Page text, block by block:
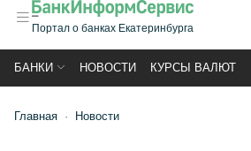
Портал о банках Екатеринбурга
БАНКИ НОВОСТИ КУРСЫ ВАЛЮТ
Главная Новости